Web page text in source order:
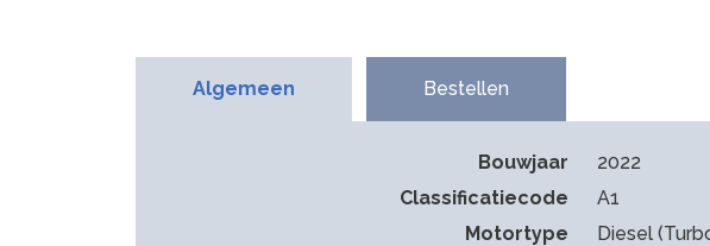
Algemeen Bestellen
Bouwjaar
2022
Classificatiecode
A1
Motortype
Diesel